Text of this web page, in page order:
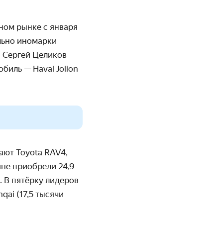
рынке с января
иномарки
Целиков
— Haval Jolion
Toyota RAV4,
приобрели 24,9
В пятёрку лидеров
(17,5 тысячи